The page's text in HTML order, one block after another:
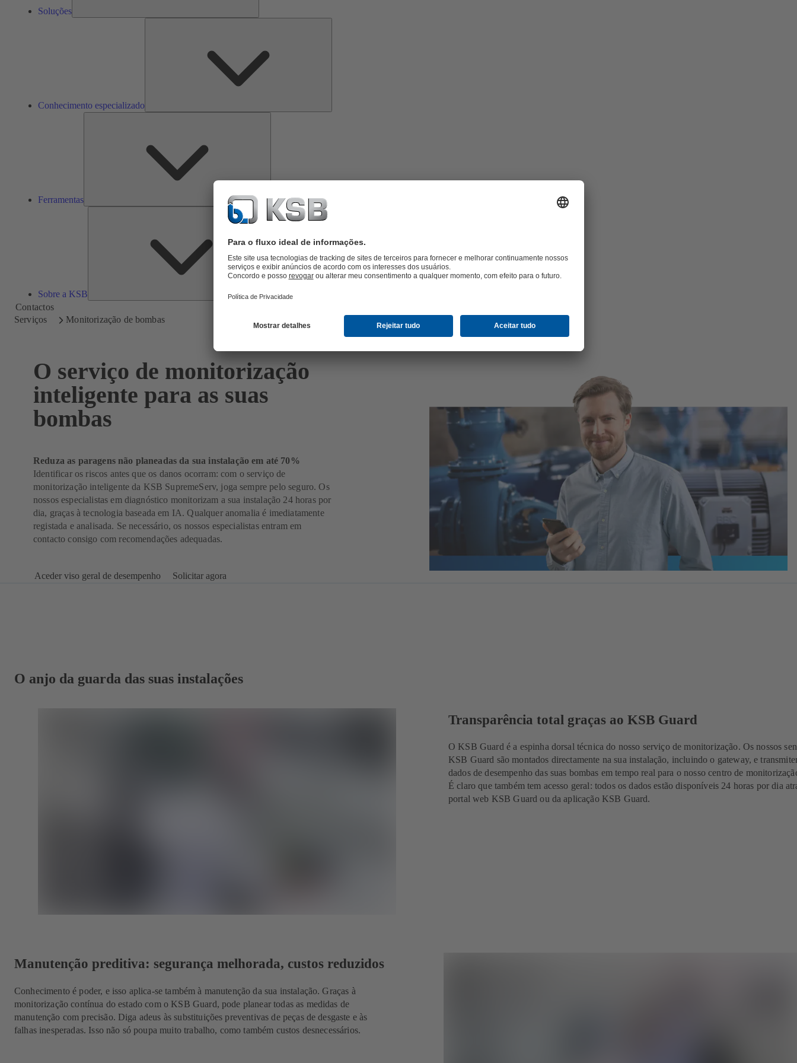
Soluções
Conhecimento especializado
Ferramentas
Sobre a KSB
Sobre
a
Contactos
Serviços
Monitorização de bombas
O serviço de monitorização
inteligente para as suas
bombas
Reduza as paragens não planeadas da sua instalação em até 70%
Identificar os riscos antes que os danos ocorram: com o serviço de
monitorização inteligente da KSB SupremeServ, joga sempre pelo seguro. Os
nossos especialistas em diagnóstico monitorizam a sua instalação 24 horas por
dia, graças à tecnologia baseada em IA. Qualquer anomalia é imediatamente
registada e analisada. Se necessário, os nossos especialistas entram em
contacto consigo com recomendações adequadas.
Aceder viso geral de desempenho Solicitar agora
O anjo da guarda das suas instalações
Transparência total graças ao KSB Guard
O KSB Guard é a espinha dorsal técnica do nosso serviço de monitorização. Os nossos
KSB Guard são montados directamente na sua instalação, incluindo o gateway, e
dados de desempenho das suas bombas em tempo real para o nosso centro de
É claro que também tem acesso geral: todos os dados estão disponíveis 24 horas por dia
portal web KSB Guard ou da aplicação KSB Guard.
Manutenção preditiva: segurança melhorada, custos reduzidos
Conhecimento é poder, e isso aplica-se também à manutenção da sua instalação. Graças à
monitorização contínua do estado com o KSB Guard, pode planear todas as medidas de
manutenção com precisão. Diga adeus às substituições preventivas de peças de desgaste e às
falhas inesperadas. Isso não só poupa muito trabalho, como também custos desnecessários.